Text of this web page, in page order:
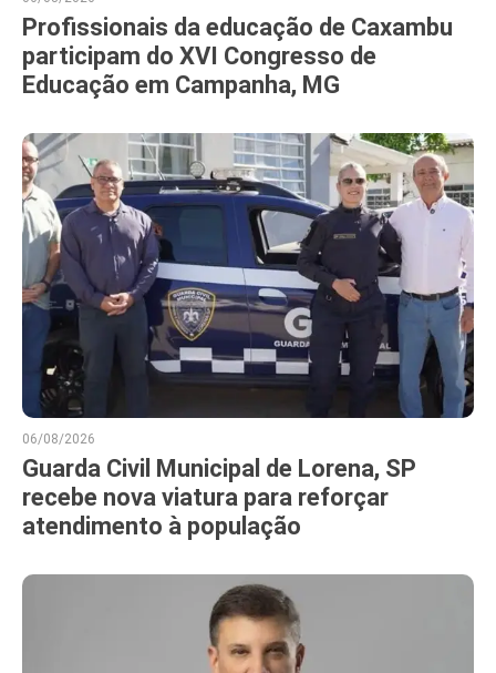
Profissionais da educação de Caxambu
participam do XVI Congresso de
Educação em Campanha, MG
06/08/2026
Guarda Civil Municipal de Lorena, SP
recebe nova viatura para reforçar
atendimento à população